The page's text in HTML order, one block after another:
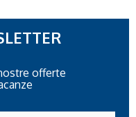
offerte